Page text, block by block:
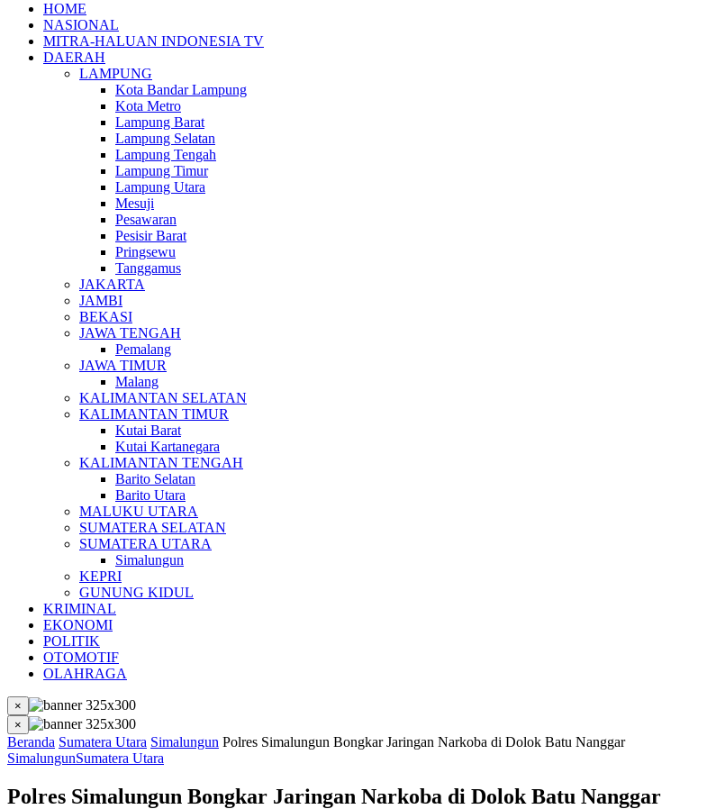
HOME
NASIONAL
MITRA-HALUAN INDONESIA TV
DAERAH
LAMPUNG
Kota Bandar Lampung
Kota Metro
Lampung Barat
Lampung Selatan
Lampung Tengah
Lampung Timur
Lampung Utara
Mesuji
Pesawaran
Pesisir Barat
Pringsewu
Tanggamus
JAKARTA
JAMBI
BEKASI
JAWA TENGAH
Pemalang
JAWA TIMUR
Malang
KALIMANTAN SELATAN
KALIMANTAN TIMUR
Kutai Barat
Kutai Kartanegara
KALIMANTAN TENGAH
Barito Selatan
Barito Utara
MALUKU UTARA
SUMATERA SELATAN
SUMATERA UTARA
Simalungun
KEPRI
GUNUNG KIDUL
KRIMINAL
EKONOMI
POLITIK
OTOMOTIF
OLAHRAGA
×
×
Beranda Sumatera Utara Simalungun Polres Simalungun Bongkar Jaringan Narkoba di Dolok Batu Nanggar
SimalungunSumatera Utara
Polres Simalungun Bongkar Jaringan Narkoba di Dolok Batu Nanggar